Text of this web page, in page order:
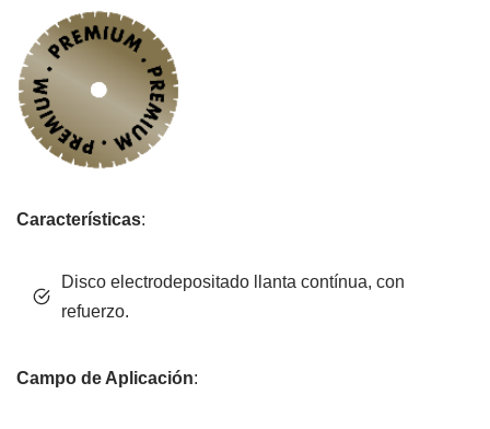
Características:
Disco electrodepositado llanta contínua, con
refuerzo.
Campo de Aplicación: